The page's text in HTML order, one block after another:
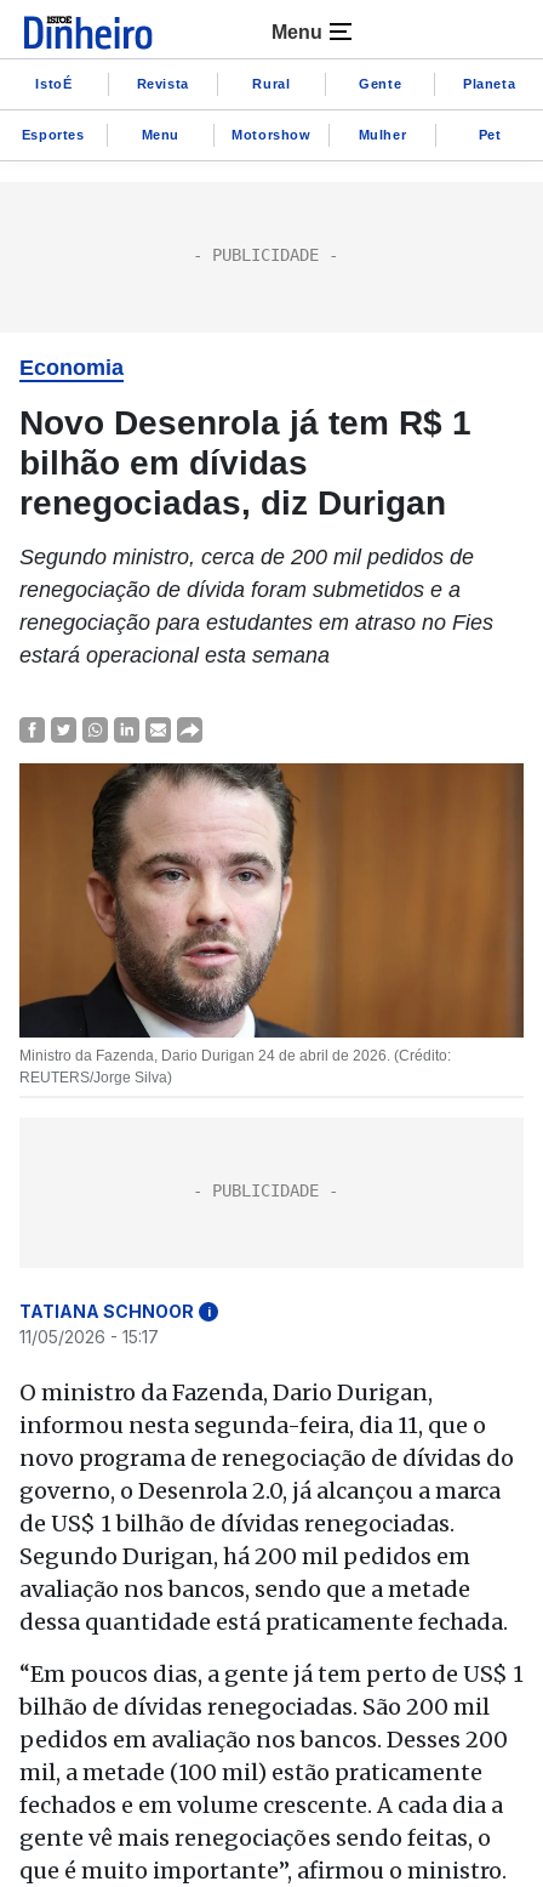
Menu
IstoÉ Revista Rural Gente Planeta
Esportes Menu Motorshow Mulher Pet
Economia
Novo Desenrola já tem R$ 1
bilhão em dívidas
renegociadas, diz Durigan
Segundo ministro, cerca de 200 mil pedidos de
renegociação de dívida foram submetidos e a
renegociação para estudantes em atraso no Fies
estará operacional esta semana
Ministro da Fazenda, Dario Durigan 24 de abril de 2026. (Crédito:
REUTERS/Jorge Silva)
TATIANA SCHNOOR i
11/05/2026 - 15:17
O ministro da Fazenda, Dario Durigan,
informou nesta segunda-feira, dia 11, que o
novo programa de renegociação de dívidas do
governo, o Desenrola 2.0, já alcançou a marca
de US$ 1 bilhão de dívidas renegociadas.
Segundo Durigan, há 200 mil pedidos em
avaliação nos bancos, sendo que a metade
dessa quantidade está praticamente fechada.
“Em poucos dias, a gente já tem perto de US$ 1
bilhão de dívidas renegociadas. São 200 mil
pedidos em avaliação nos bancos. Desses 200
mil, a metade (100 mil) estão praticamente
fechados e em volume crescente. A cada dia a
gente vê mais renegociações sendo feitas, o
que é muito importante”, afirmou o ministro.